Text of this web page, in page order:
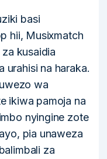
basi
hii, Musixmatch
kusaidia
urahisi na haraka.
wa
ikiwa pamoja na
nyingine zote
pia unaweza
za